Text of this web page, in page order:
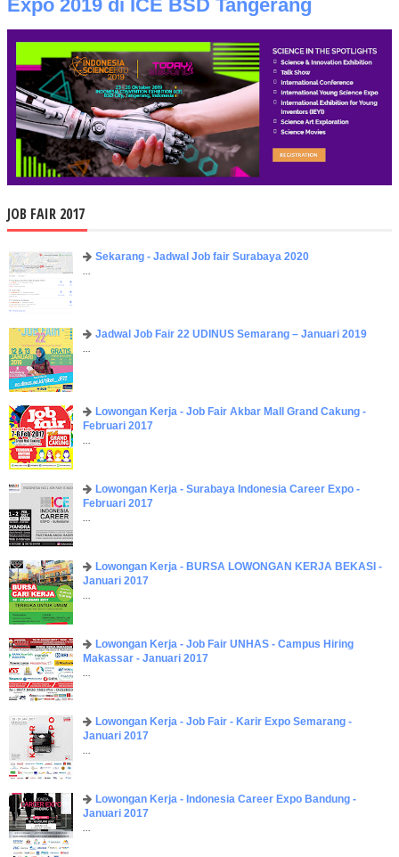
Expo 2019 di ICE BSD Tangerang
JOB FAIR 2017
Sekarang - Jadwal Job fair Surabaya 2020
...
Jadwal Job Fair 22 UDINUS Semarang – Januari 2019
...
Lowongan Kerja - Job Fair ​Akbar ​Mall Grand Cakung -
Februari 2017
...
Lowongan Kerja - Surabaya Indonesia Career Expo -
Februari 2017
...
Lowongan Kerja - BURSA LOWONGAN KERJA BEKASI -
Januari 2017
...
Lowongan Kerja - Job Fair UNHAS - Campus Hiring
Makassar - Januari 2017
...
Lowongan Kerja - Job Fair - Karir Expo Semarang -
Januari 2017
...
Lowongan Kerja - Indonesia Career Expo Bandung -
Januari 2017
...